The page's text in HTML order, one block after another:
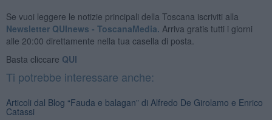
Se vuoi leggere le notizie principali della Toscana iscriviti alla
Newsletter QUInews - ToscanaMedia. Arriva gratis tutti i giorni
alle 20:00 direttamente nella tua casella di posta.
Basta cliccare QUI
Ti potrebbe interessare anche:
Articoli dal Blog “Fauda e balagan” di Alfredo De Girolamo e Enrico
Catassi